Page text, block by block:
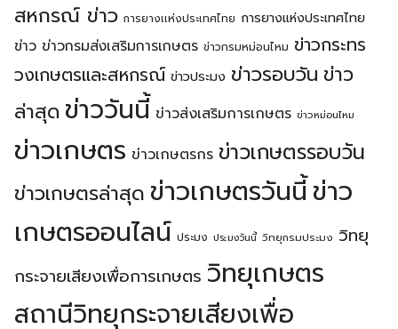
สหกรณ์ ข่าว การยางเเห่งประเทศไทย การยางแห่งประเทศไทย
ข่าว ข่าวกรมส่งเสริมการเกษตร ข่าวกรมหม่อนไหม ข่าวกระทร
วงเกษตรเเละสหกรณ์ ข่าวประมง ข่าวรอบวัน ข่าว
ล่าสุด ข่าววันนี้ ข่าวส่งเสริมการเกษตร ข่าวหม่อนไหม
ข่าวเกษตร ข่าวเกษตรกร ข่าวเกษตรรอบวัน
ข่าวเกษตรล่าสุด ข่าวเกษตรวันนี้ ข่าว
เกษตรออนไลน์ ประมง ประมงวันนี้ วิทยุกรมประมง วิทยุ
กระจายเสียงเพื่อการเกษตร วิทยุเกษตร
สถานีวิทยุกระจายเสียงเพื่อ